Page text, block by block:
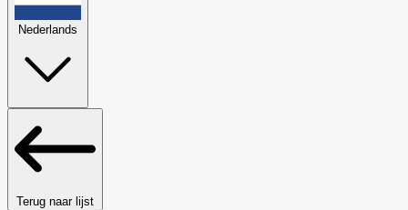
Nederlands
Terug naar lijst